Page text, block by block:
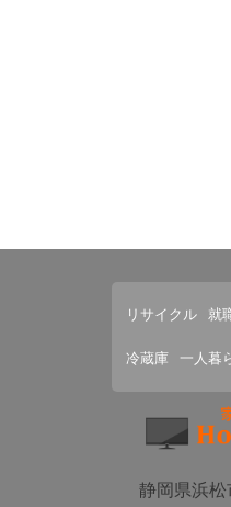
リサイクル 就
冷蔵庫 一人暮
静岡県浜松